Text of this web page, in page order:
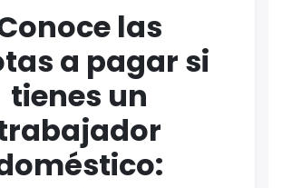
las
a pagar si
tienes un